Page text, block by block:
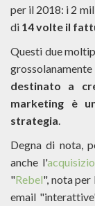
per il 2018: i 2
di 14 volte il
Questi due
destinato a
marketing è
strategia.
Degna di nota,
anche l'
"Rebel", nota per
email